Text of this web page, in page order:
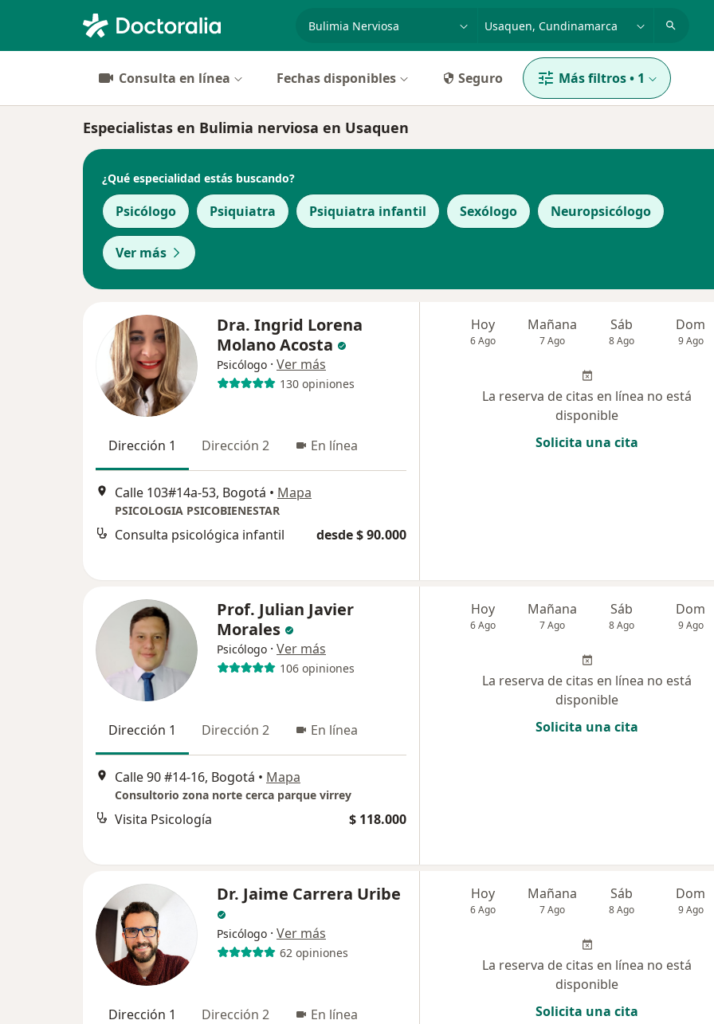
Consulta en línea Fechas disponibles Seguro Más filtros• 1
Especialistas en Bulimia nerviosa en Usaquen
¿Qué especialidad estás buscando?
Psicólogo Psiquiatra Psiquiatra infantil Sexólogo Neuropsicólogo
Ver más
Dra. Ingrid Lorena
Molano Acosta
Psicólogo · Ver más
130 opiniones
Dirección 1 Dirección 2 En línea
Calle 103#14a-53, Bogotá • Mapa
PSICOLOGIA PSICOBIENESTAR
Consulta psicológica infantil desde $ 90.000
Hoy
6 Ago
Mañana
7 Ago
Sáb
8 Ago
Dom
9 Ago
La reserva de citas en línea no está
disponible
Solicita una cita
Prof. Julian Javier
Morales
Psicólogo · Ver más
106 opiniones
Dirección 1 Dirección 2 En línea
Calle 90 #14-16, Bogotá • Mapa
Consultorio zona norte cerca parque virrey
Visita Psicología $ 118.000
Hoy
6 Ago
Mañana
7 Ago
Sáb
8 Ago
Dom
9 Ago
La reserva de citas en línea no está
disponible
Solicita una cita
Dr. Jaime Carrera Uribe
Psicólogo · Ver más
62 opiniones
Dirección 1 Dirección 2 En línea
Hoy
6 Ago
Mañana
7 Ago
Sáb
8 Ago
Dom
9 Ago
La reserva de citas en línea no está
disponible
Solicita una cita